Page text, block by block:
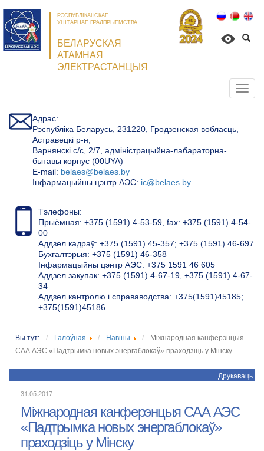
РЭСПУБЛІКАНСКАЕ
УНІТАРНАЕ ПРАДПРЫЕМСТВА
БЕЛАРУСКАЯ
АТАМНАЯ
ЭЛЕКТРАСТАНЦЫЯ
Адрас:
Рэспубліка Беларусь, 231220, Гродзенская вобласць,
Астравецкі р-н,
Варнянскі с/с, 2/7, адміністрацыйна-лабараторна-
бытавы корпус (00UYA)
Е-mail: belaes@belaes.by
Інфармацыйны цэнтр АЭС: ic@belaes.by
Тэлефоны:
Прыёмная: +375 (1591) 4-53-59, fax: +375 (1591) 4-54-
00
Аддзел кадраў: +375 (1591) 45-357; +375 (1591) 46-697
Бухгалтэрыя: +375 (1591) 46-358
Інфармацыйны цэнтр АЭС: +375 1591 46 605
Аддзел закупак: +375 (1591) 4-67-19, +375 (1591) 4-67-
34
Аддзел кантролю і справаводства: +375(1591)45185;
+375(1591)45186
Вы тут: Галоўная Навіны
Міжнародная канферэнцыя
САА АЭС «Падтрымка новых энергаблокаў» праходзіць у Мінску
Друкаваць
31.05.2017
Міжнародная канферэнцыя САА АЭС
«Падтрымка новых энергаблокаў»
праходзіць у Мінску